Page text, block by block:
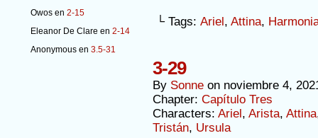
Owos en 2-15
Eleanor De Clare en 2-14
Anonymous en 3.5-31
└ Tags: Ariel , Attina,
3-29
By Sonne on noviembre 4,
Chapter: Capítulo Tres
Characters: Ariel , Arista, Attina
Tristán, Ursula